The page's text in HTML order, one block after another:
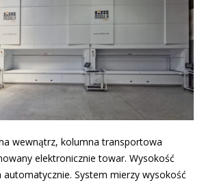
wewnątrz, kolumna transportowa
elektronicznie towar. Wysokość
automatycznie. System mierzy wysokość